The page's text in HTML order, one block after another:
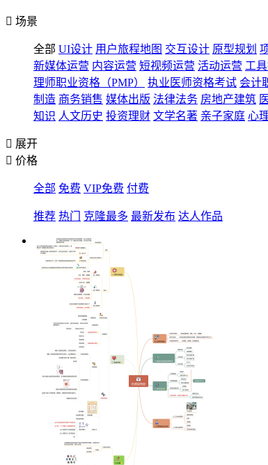
 场景
全部 UI设计 用户旅程地图 交互设计 原型规划
新媒体运营 内容运营 短视频运营 活动运营 工
理师职业资格（PMP）
执业医师资格考试 会计
制造 商务销售 媒体出版 法律法务 房地产建筑
知识 人文历史 投资理财 文学名著 亲子家庭 心
 展开
 价格
全部 免费 VIP免费 付费
推荐 热门 克隆最多 最新发布 达人作品